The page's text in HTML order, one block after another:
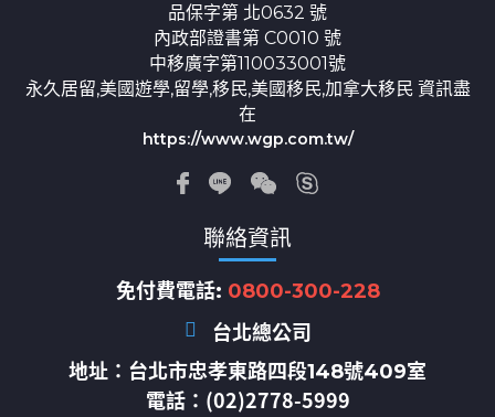
品保字第 北0632 號
內政部證書第 C0010 號
中移廣字第110033001號
永久居留,美國遊學,留學,移民,美國移民,加拿大移民 資訊盡
在
https://www.wgp.com.tw/
聯絡資訊
免付費電話: 0800-300-228
台北總公司
地址： 台北市忠孝東路四段148號409室
電話：(02)2778-5999